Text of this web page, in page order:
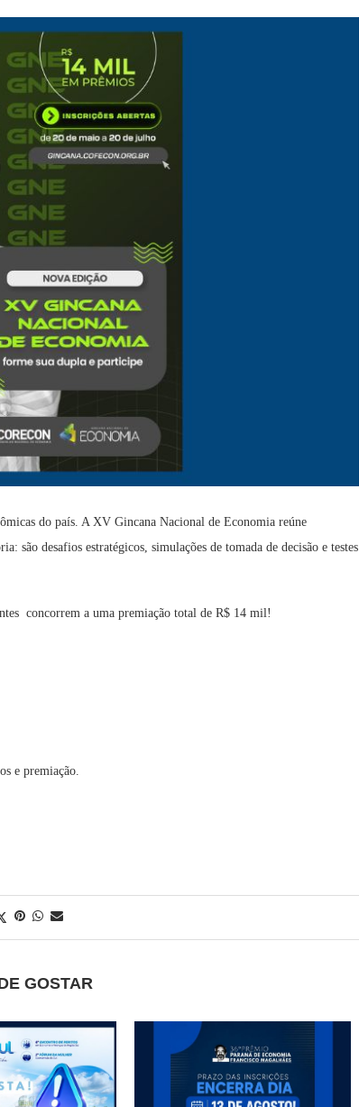
do país. A XV Gincana Nacional de Economia reúne
são desafios estratégicos, simulações de tomada de decisão e testes
concorrem a uma premiação total de R$ 14 mil!
e premiação.
GOSTAR